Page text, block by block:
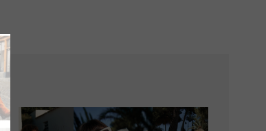
VERGETEN
kwijt? Vul het e-mailadres in